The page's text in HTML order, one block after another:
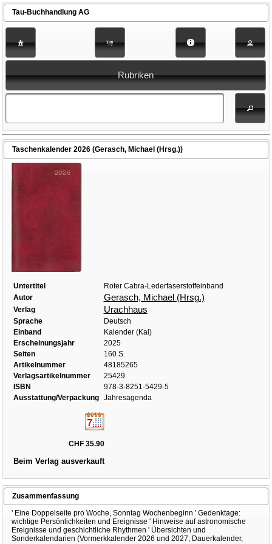
Tau-Buchhandlung AG
Rubriken
Taschenkalender 2026 (Gerasch, Michael (Hrsg.))
Untertitel
Roter Cabra-Lederfaserstoffeinband
Autor
Gerasch, Michael (Hrsg.)
Verlag Urachhaus
Sprache
Deutsch
Einband
Kalender (Kal)
Erscheinungsjahr
2025
Seiten
160 S.
Artikelnummer
48185265
Verlagsartikelnummer
25429
ISBN
978-3-8251-5429-5
Ausstattung/Verpackung
Jahresagenda
CHF 35.90
Beim Verlag ausverkauft
Zusammenfassung
' Eine Doppelseite pro Woche, Sonntag Wochenbeginn ' Gedenktage:
wichtige Persönlichkeiten und Ereignisse ' Hinweise auf astronomische
Ereignisse und geschichtliche Rhythmen ' Übersichten und
Sonderkalendarien (Vormerkkalender 2026 und 2027, Dauerkalender,